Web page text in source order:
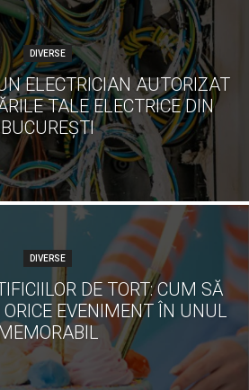
DIVERSE
ELECTRICIAN AUTORIZAT
TALE ELECTRICE DIN
BUCUREȘTI
DIVERSE
DE TORT: CUM SĂ
EVENIMENT ÎN UNUL